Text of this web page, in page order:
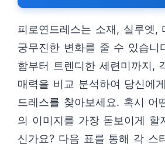
피로연드레스는 소재, 실루엣,
궁무진한 변화를 줄 수 있습니
함부터 트렌디한 세련미까지,
매력을 비교 분석하여 당신에
드레스를 찾아보세요. 혹시 어
의 이미지를 가장 돋보이게 할
신가요? 다음 표를 통해 각 스